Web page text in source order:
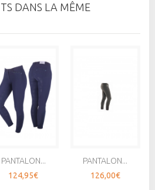
DANS LA MÊME
PANTALON...
124,95€
PANTALON...
126,00€